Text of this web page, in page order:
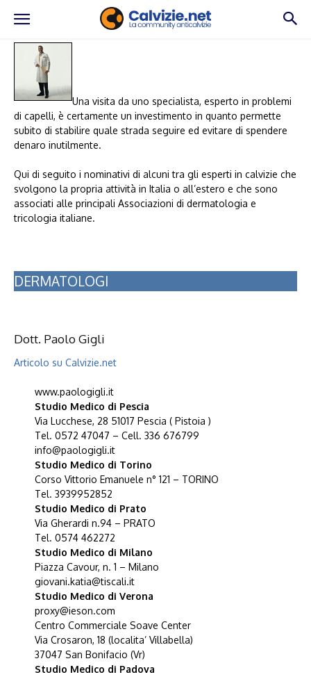
Una visita da uno specialista, esperto in problemi
di capelli, è certamente un investimento in quanto permette
subito di stabilire quale strada seguire ed evitare di spendere
denaro inutilmente.
Qui di seguito i nominativi di alcuni tra gli esperti in calvizie che
svolgono la propria attività in Italia o all’estero e che sono
associati alle principali Associazioni di dermatologia e
tricologia italiane.
DERMATOLOGI
Dott. Paolo Gigli
Articolo su Calvizie.net
www.paologigli.it
Studio Medico di Pescia
Via Lucchese, 28 51017 Pescia ( Pistoia )
Tel. 0572 47047 – Cell. 336 676799
info@paologigli.it
Studio Medico di Torino
Corso Vittorio Emanuele n° 121 – TORINO
Tel. 3939952852
Studio Medico di Prato
Via Gherardi n.94 – PRATO
Tel. 0574 462272
Studio Medico di Milano
Piazza Cavour, n. 1 – Milano
giovani.katia@tiscali.it
Studio Medico di Verona
proxy@ieson.com
Centro Commerciale Soave Center
Via Crosaron, 18 (localita’ Villabella)
37047 San Bonifacio (Vr)
Studio Medico di Padova